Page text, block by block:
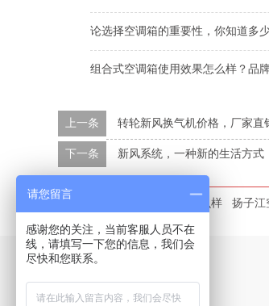
论选择空调箱的重要性，你知道多
组合式空调箱使用效果怎么样？品
上一条 转轮新风换气机价格，厂家直
下一条 新风系统，一种新的生活方式
本文标签： 空气处理机组怎么样 扬子江
扬子江空调集团有限公司
请您留言
感谢您的关注，当前客服人员不在
线，请填写一下您的信息，我们会
尽快和您联系。